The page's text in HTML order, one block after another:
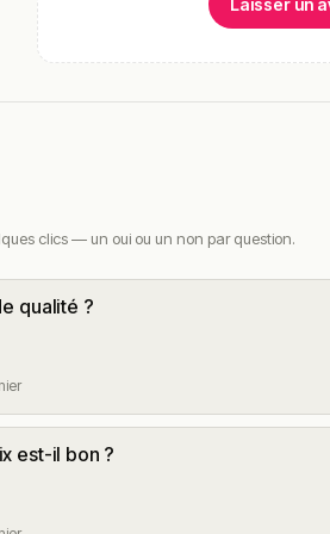
clics — un oui ou un non par question.
qualité ?
est-il bon ?